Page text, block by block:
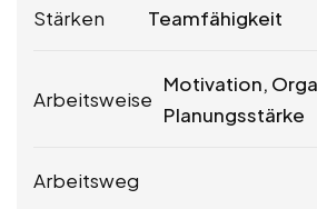
Stärken
Teamfähigkeit
Arbeitsweise
Motivation,
Planungsstärke
Arbeitsweg